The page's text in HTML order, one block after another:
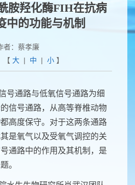
羟化酶FIH在抗病
中的功能与机制
者：蔡孝廉
【 大| 中 | 小】
号通路与低氧信号通路为细
信号通路，从高等脊椎动物
高度保守。对于这两条通路
是氧气以及受氧气调控的关
通路中的作用及其机制，是
。